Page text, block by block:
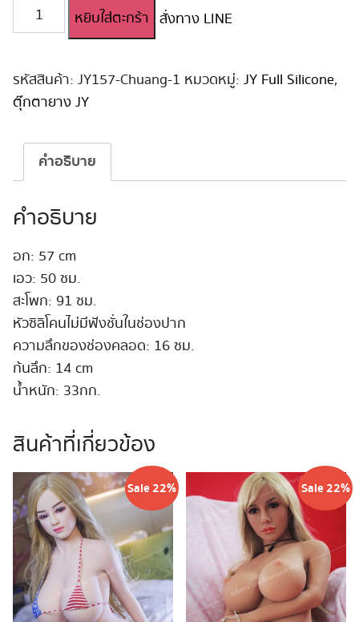
จำนวน
ตุ๊กตา
Full
Silicone
157cm
หยิบใส่ตะกร้า สั่งทาง LINE
รหัสสินค้า: JY157-Chuang-1 หมวดหมู่: JY Full Silicone,
ตุ๊กตายาง JY
คำอธิบาย
คำอธิบาย
อก: 57 cm
เอว: 50 ซม.
สะโพก: 91 ซม.
หัวซิลิโคนไม่มีฟังชั่นในช่องปาก
ความลึกของช่องคลอด: 16 ซม.
ก้นลึก: 14 cm
น้ำหนัก: 33กก.
สินค้าที่เกี่ยวข้อง
Sale 22% Sale 22%